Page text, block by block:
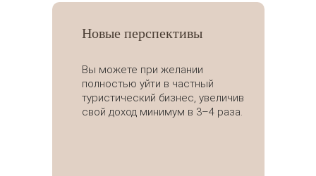
Новые перспективы
Вы можете при желании
полностью уйти в частный
туристический бизнес, увеличив
свой доход минимум в 3–4 раза.